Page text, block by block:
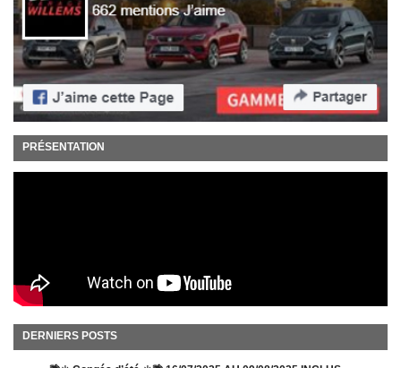
PRÉSENTATION
DERNIERS POSTS